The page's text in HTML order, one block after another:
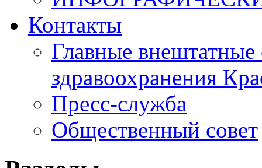
Контакты
Главные внештатные
здравоохранения
Пресс-служба
Общественный совет